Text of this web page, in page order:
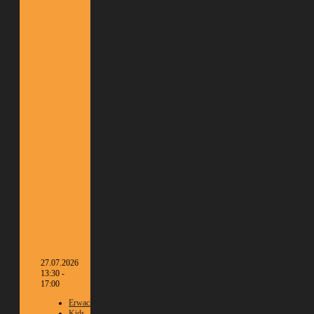
27.07.2026
13:30 -
17:00
Erwachsene